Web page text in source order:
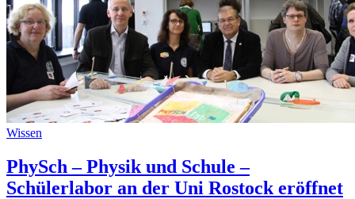
Wissen
PhySch – Physik und Schule –
Schülerlabor an der Uni Rostock eröffnet